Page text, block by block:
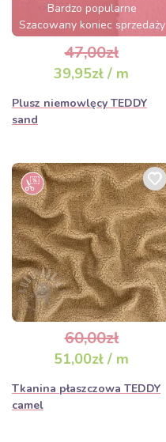
Bardzo popularne
Szacowany koniec sprzedaży
za 2 dni
47,00zł
39,95zł / m
Plusz niemowlęcy TEDDY
sand
60,00zł
51,00zł / m
Tkanina płaszczowa TEDDY
camel